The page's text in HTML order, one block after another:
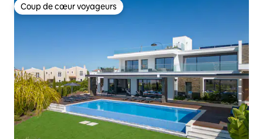
Coup de cœur voyageurs
Coup de cœur voyageurs